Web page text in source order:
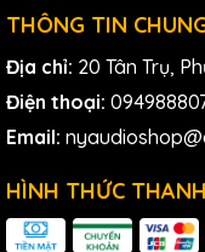
Tăng cường
Thời
Tương thích ngược
THÔNG TIN
Địa chỉ: 20 Tân Trụ,
Điện thoại:
Email:
HÌNH THỨC